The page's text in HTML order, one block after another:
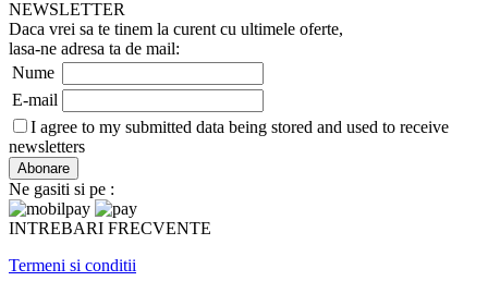
NEWSLETTER
Daca vrei sa te tinem la curent cu ultimele oferte,
lasa-ne adresa ta de mail:
Nume
E-mail
I agree to my submitted data being stored and used to receive
newsletters
Ne gasiti si pe :
INTREBARI FRECVENTE
Termeni si conditii